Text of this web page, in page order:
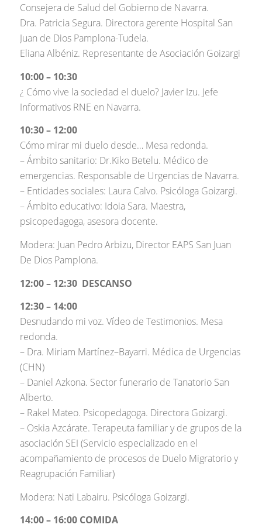
Consejera de Salud del Gobierno de Navarra.
Dra. Patricia Segura. Directora gerente Hospital San
Juan de Dios Pamplona-Tudela.
Eliana Albéniz. Representante de Asociación Goizargi
10:00 – 10:30
¿ Cómo vive la sociedad el duelo? Javier Izu. Jefe
Informativos RNE en Navarra.
10:30 – 12:00
Cómo mirar mi duelo desde… Mesa redonda.
– Ámbito sanitario: Dr.Kiko Betelu. Médico de
emergencias. Responsable de Urgencias de Navarra.
– Entidades sociales: Laura Calvo. Psicóloga Goizargi.
– Ámbito educativo: Idoia Sara. Maestra,
psicopedagoga, asesora docente.
Modera: Juan Pedro Arbizu, Director EAPS San Juan
De Dios Pamplona.
12:00 – 12:30 DESCANSO
12:30 – 14:00
Desnudando mi voz. Vídeo de Testimonios. Mesa
redonda.
– Dra. Miriam Martínez–Bayarri. Médica de Urgencias
(CHN)
– Daniel Azkona. Sector funerario de Tanatorio San
Alberto.
– Rakel Mateo. Psicopedagoga. Directora Goizargi.
– Oskia Azcárate. Terapeuta familiar y de grupos de la
asociación SEI (Servicio especializado en el
acompañamiento de procesos de Duelo Migratorio y
Reagrupación Familiar)
Modera: Nati Labairu. Psicóloga Goizargi.
14:00 – 16:00 COMIDA